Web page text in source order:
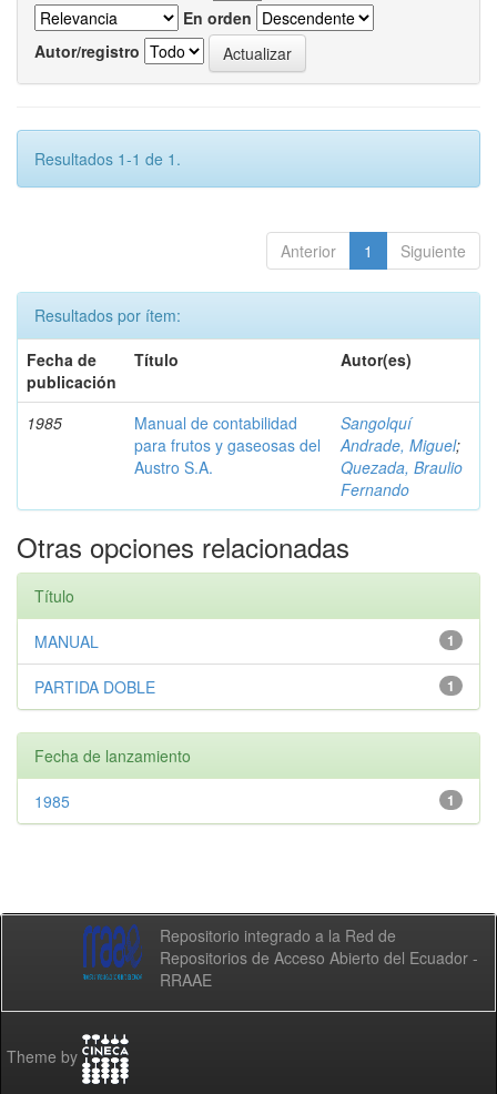
En orden
Autor/registro
Resultados 1-1 de 1.
Anterior 1 Siguiente
Resultados por ítem:
Fecha de
publicación
Título Autor(es)
1985
Manual de contabilidad
para frutos y gaseosas del
Austro S.A.
Sangolquí
Andrade, Miguel;
Quezada, Braulio
Fernando
Otras opciones relacionadas
Título
1
MANUAL
1
PARTIDA DOBLE
Fecha de lanzamiento
1
1985
Repositorio integrado a la Red de
Repositorios de Acceso Abierto del Ecuador -
RRAAE
Theme by